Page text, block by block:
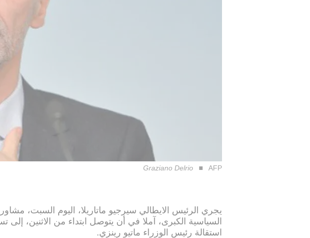
Graziano Delrio AFP
يجري الرئيس الايطالي سيرجيو ماتاريلا، اليوم السبت،
السياسية الكبرى، آملا في أن يتوصل ابتداء من الاثنين،
استقالة رئيس الوزراء ماتيو رينزي.